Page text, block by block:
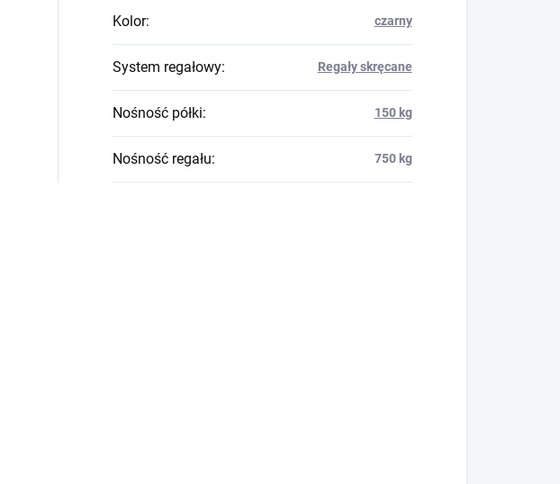
Kolor: czarny
System regałowy: Regały skręcane
Nośność półki: 150 kg
Nośność regału: 750 kg